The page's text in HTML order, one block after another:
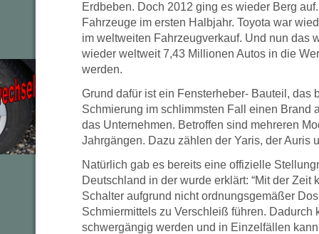
Erdbeben. Doch 2012 ging es wieder Berg
Fahrzeuge im ersten Halbjahr. Toyota war
im weltweiten Fahrzeugverkauf. Und nun das
wieder weltweit 7,43 Millionen Autos in die
werden.
Grund dafür ist ein Fensterheber- Bauteil, das
Schmierung im schlimmsten Fall einen Brand
das Unternehmen. Betroffen sind mehreren
Jahrgängen. Dazu zählen der Yaris, der Auris
Natürlich gab es bereits eine offizielle
Deutschland in der wurde erklärt: “Mit der Zeit
Schalter aufgrund nicht ordnungsgemäßer
Schmiermittels zu Verschleiß führen. Dadurch
schwergängig werden und in Einzelfällen